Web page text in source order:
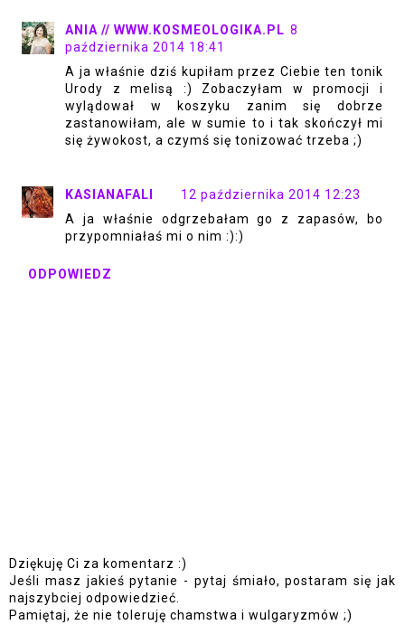
ANIA // WWW.KOSMEOLOGIKA.PL 8
października 2014 18:41
A ja właśnie dziś kupiłam przez Ciebie ten tonik
Urody z melisą :) Zobaczyłam w promocji i
wylądował w koszyku zanim się dobrze
zastanowiłam, ale w sumie to i tak skończył mi
się żywokost, a czymś się tonizować trzeba ;)
KASIANAFALI
12 października 2014 12:23
A ja właśnie odgrzebałam go z zapasów, bo
przypomniałaś mi o nim :):)
ODPOWIEDZ
Dziękuję Ci za komentarz :)
Jeśli masz jakieś pytanie - pytaj śmiało, postaram się jak
najszybciej odpowiedzieć.
Pamiętaj, że nie toleruję chamstwa i wulgaryzmów ;)